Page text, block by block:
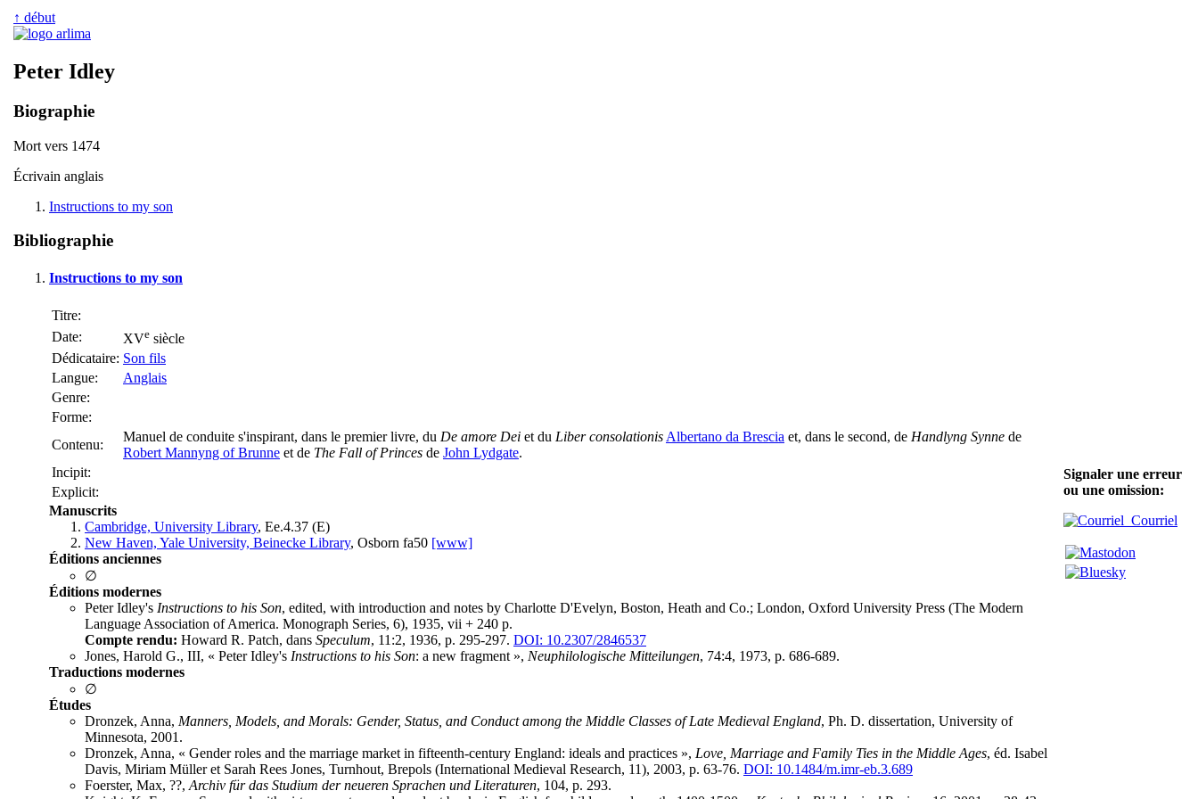
↑ début
Peter Idley
Biographie
Mort vers 1474
Écrivain anglais
Instructions to my son
Bibliographie
Instructions to my son
Titre:
Date:
XVe siècle
Dédicataire: Son fils
Langue:
Anglais
Genre:
Forme:
Contenu:
Manuel de conduite s'inspirant, dans le premier livre, du De amore Dei et du Liber consolationis Albertano da Brescia et, dans le second, de Handlyng Synne de
Robert Mannyng of Brunne et de The Fall of Princes de John Lydgate.
Incipit:
Explicit:
Manuscrits
Cambridge, University Library, Ee.4.37 (E)
New Haven, Yale University, Beinecke Library, Osborn fa50 [www]
Éditions anciennes
∅
Éditions modernes
Peter Idley's Instructions to his Son, edited, with introduction and notes by Charlotte D'Evelyn, Boston, Heath and Co.; London, Oxford University Press (The Modern
Language Association of America. Monograph Series, 6), 1935, vii + 240 p.
Compte rendu: Howard R. Patch, dans Speculum, 11:2, 1936, p. 295-297. DOI: 10.2307/2846537
Jones, Harold G., III, « Peter Idley's Instructions to his Son: a new fragment », Neuphilologische Mitteilungen, 74:4, 1973, p. 686-689.
Traductions modernes
∅
Études
Dronzek, Anna, Manners, Models, and Morals: Gender, Status, and Conduct among the Middle Classes of Late Medieval England, Ph. D. dissertation, University of
Minnesota, 2001.
Dronzek, Anna, « Gender roles and the marriage market in fifteenth-century England: ideals and practices », Love, Marriage and Family Ties in the Middle Ages, éd. Isabel
Davis, Miriam Müller et Sarah Rees Jones, Turnhout, Brepols (International Medieval Research, 11), 2003, p. 63-76. DOI: 10.1484/m.imr-eb.3.689
Foerster, Max, ??, Archiv für das Studium der neueren Sprachen und Literaturen, 104, p. 293.
Signaler une erreur
ou une omission:
Courriel